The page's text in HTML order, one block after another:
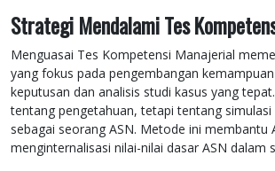
Strategi Mendalami Tes
Menguasai Tes Kompetensi Manajerial
yang fokus pada pengembangan
keputusan dan analisis studi kasus yang
tentang pengetahuan, tetapi tentang simulasi
sebagai seorang ASN. Metode ini membantu
menginternalisasi nilai-nilai dasar ASN dalam